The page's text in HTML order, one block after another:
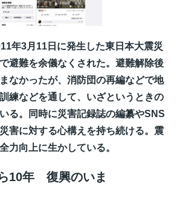
年3月11日に発生した東日本大震災
避難を余儀なくされた。避難解除後
なかったが、消防団の再編などで地
練などを通して、いざというときの
る。同時に災害記録誌の編纂やSNS
害に対する心構えを持ち続ける。震
力向上に生かしている。
10年 復興のいま